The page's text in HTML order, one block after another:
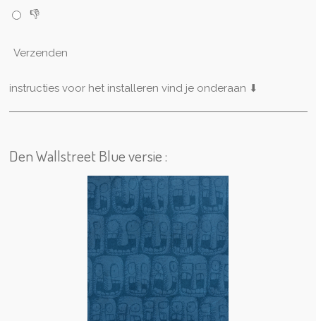
👎
Verzenden
instructies voor het installeren vind je onderaan ⬇
Den Wallstreet Blue versie :